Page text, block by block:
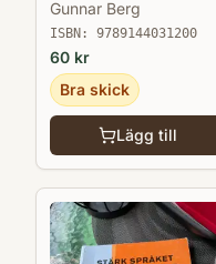
organisationer
Gunnar Berg
ISBN: 9789144031200
60 kr
Bra skick
Lägg till